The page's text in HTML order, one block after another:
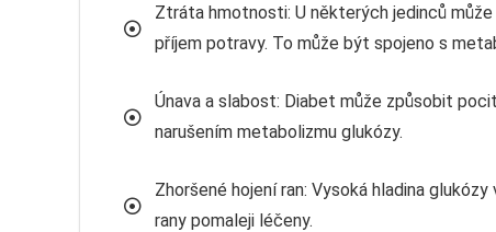
Ztráta hmotnosti: U některých jedinců
příjem potravy. To může být spojeno s
Únava a slabost: Diabet může způsobit
narušením metabolizmu glukózy.
Zhoršené hojení ran: Vysoká hladina
rany pomaleji léčeny.